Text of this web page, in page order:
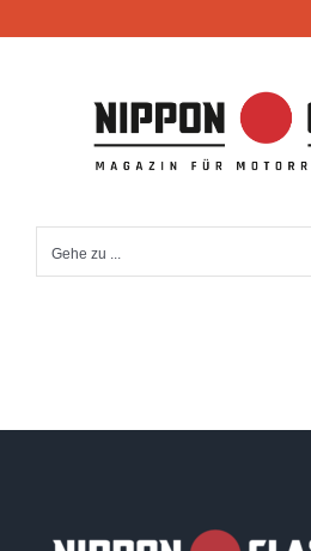
Inhalt
Gehe zu ...